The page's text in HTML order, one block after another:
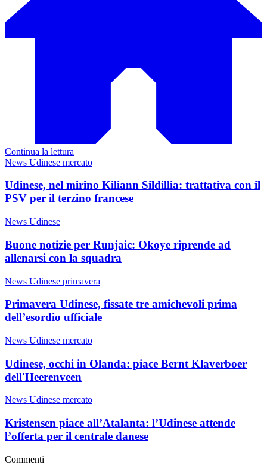
Continua la lettura
News Udinese mercato
Udinese, nel mirino Kiliann Sildillia: trattativa con il
PSV per il terzino francese
News Udinese
Buone notizie per Runjaic: Okoye riprende ad
allenarsi con la squadra
News Udinese primavera
Primavera Udinese, fissate tre amichevoli prima
dell’esordio ufficiale
News Udinese mercato
Udinese, occhi in Olanda: piace Bernt Klaverboer
dell'Heerenveen
News Udinese mercato
Kristensen piace all’Atalanta: l’Udinese attende
l’offerta per il centrale danese
Commenti